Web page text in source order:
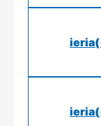
ieria(
ieria(